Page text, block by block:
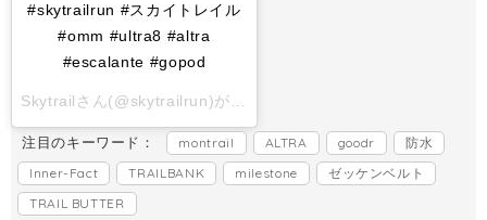
#skytrailrun #スカイトレイル
#omm #ultra8 #altra
#escalante #gopod
Skytrailさん(@skytrailrun)がシェアした投稿 -
注目のキーワード： montrail ALTRA goodr
防水
Inner-Fact
TRAILBANK milestone
ゼッケンベルト
TRAIL BUTTER